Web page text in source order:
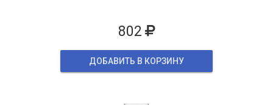
802
ДОБАВИТЬ В КОРЗИНУ